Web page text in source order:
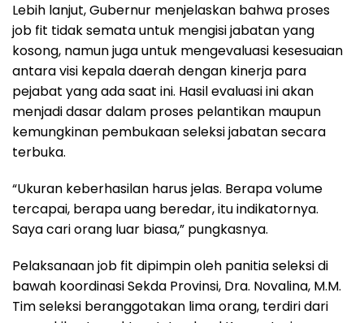
Lebih lanjut, Gubernur menjelaskan bahwa proses
job fit tidak semata untuk mengisi jabatan yang
kosong, namun juga untuk mengevaluasi kesesuaian
antara visi kepala daerah dengan kinerja para
pejabat yang ada saat ini. Hasil evaluasi ini akan
menjadi dasar dalam proses pelantikan maupun
kemungkinan pembukaan seleksi jabatan secara
terbuka.
“Ukuran keberhasilan harus jelas. Berapa volume
tercapai, berapa uang beredar, itu indikatornya.
Saya cari orang luar biasa,” pungkasnya.
Pelaksanaan job fit dipimpin oleh panitia seleksi di
bawah koordinasi Sekda Provinsi, Dra. Novalina, M.M.
Tim seleksi beranggotakan lima orang, terdiri dari